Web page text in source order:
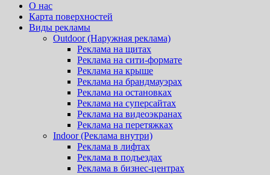
О нас
Карта поверхностей
Виды рекламы
Outdoor (Наружная реклама)
Реклама на щитах
Реклама на сити-формате
Реклама на крыше
Реклама на брандмауэрах
Реклама на остановках
Реклама на суперсайтах
Реклама на видеоэкранах
Реклама на перетяжках
Indoor (Реклама внутри)
Реклама в лифтах
Реклама в подъездах
Реклама в бизнес-центрах